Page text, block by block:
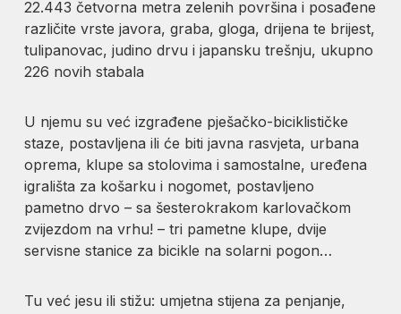
22.443 četvorna metra zelenih površina i posađene
različite vrste javora, graba, gloga, drijena te brijest,
tulipanovac, judino drvu i japansku trešnju, ukupno
226 novih stabala
U njemu su već izgrađene pješačko-biciklističke
staze, postavljena ili će biti javna rasvjeta, urbana
oprema, klupe sa stolovima i samostalne, uređena
igrališta za košarku i nogomet, postavljeno
pametno drvo – sa šesterokrakom karlovačkom
zvijezdom na vrhu! – tri pametne klupe, dvije
servisne stanice za bicikle na solarni pogon…
Tu već jesu ili stižu: umjetna stijena za penjanje,